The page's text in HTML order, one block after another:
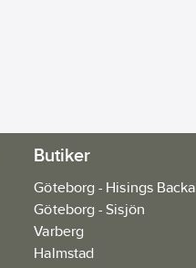
Butiker
Göteborg - Hisings Backa
Göteborg - Sisjön
Varberg
Halmstad